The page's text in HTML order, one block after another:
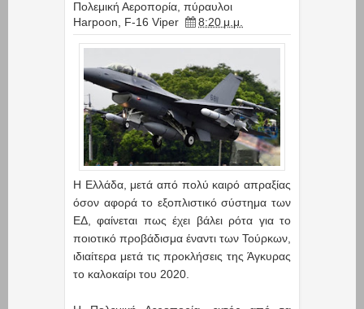
Πολεμική Αεροπορία πύραυλοι
Harpoon
F-16 Viper 8:20 μ.μ.
Η Ελλάδα, μετά από πολύ καιρό απραξίας
όσον αφορά το εξοπλιστικό σύστημα των
ΕΔ, φαίνεται πως έχει βάλει ρότα για το
ποιοτικό προβάδισμα έναντι των Τούρκων,
ιδιαίτερα μετά τις προκλήσεις της Άγκυρας
το καλοκαίρι του 2020.